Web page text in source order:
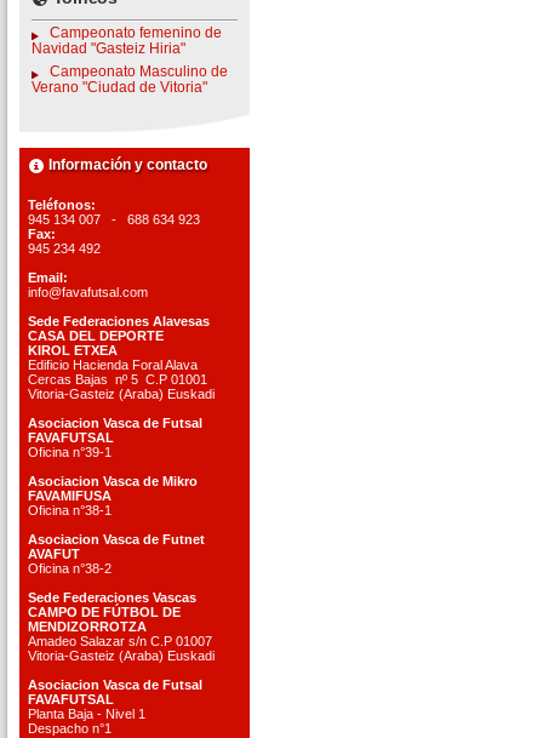
Campeonato femenino de
Navidad "Gasteiz Hiria"
Campeonato Masculino de
Verano "Ciudad de Vitoria"
Información y contacto
Teléfonos:
945 134 007 - 688 634 923
Fax:
945 234 492
Email:
info@favafutsal.com
Sede Federaciones Alavesas
CASA DEL DEPORTE
KIROL ETXEA
Edificio Hacienda Foral Alava
Cercas Bajas nº 5 C.P 01001
Vitoria-Gasteiz (Araba) Euskadi
Asociacion Vasca de Futsal
FAVAFUTSAL
Oficina n°39-1
Asociacion Vasca de Mikro
FAVAMIFUSA
Oficina n°38-1
Asociacion Vasca de Futnet
AVAFUT
Oficina n°38-2
Sede Federaciones Vascas
CAMPO DE FÚTBOL DE
MENDIZORROTZA
Amadeo Salazar s/n C.P 01007
Vitoria-Gasteiz (Araba) Euskadi
Asociacion Vasca de Futsal
FAVAFUTSAL
Planta Baja - Nivel 1
Despacho n°1